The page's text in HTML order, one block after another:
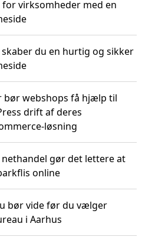
virksomheder med en
skaber du en hurtig og sikker
bør webshops få hjælp til
drift af deres
løsning
nethandel gør det lettere at
online
bør vide før du vælger
i Aarhus